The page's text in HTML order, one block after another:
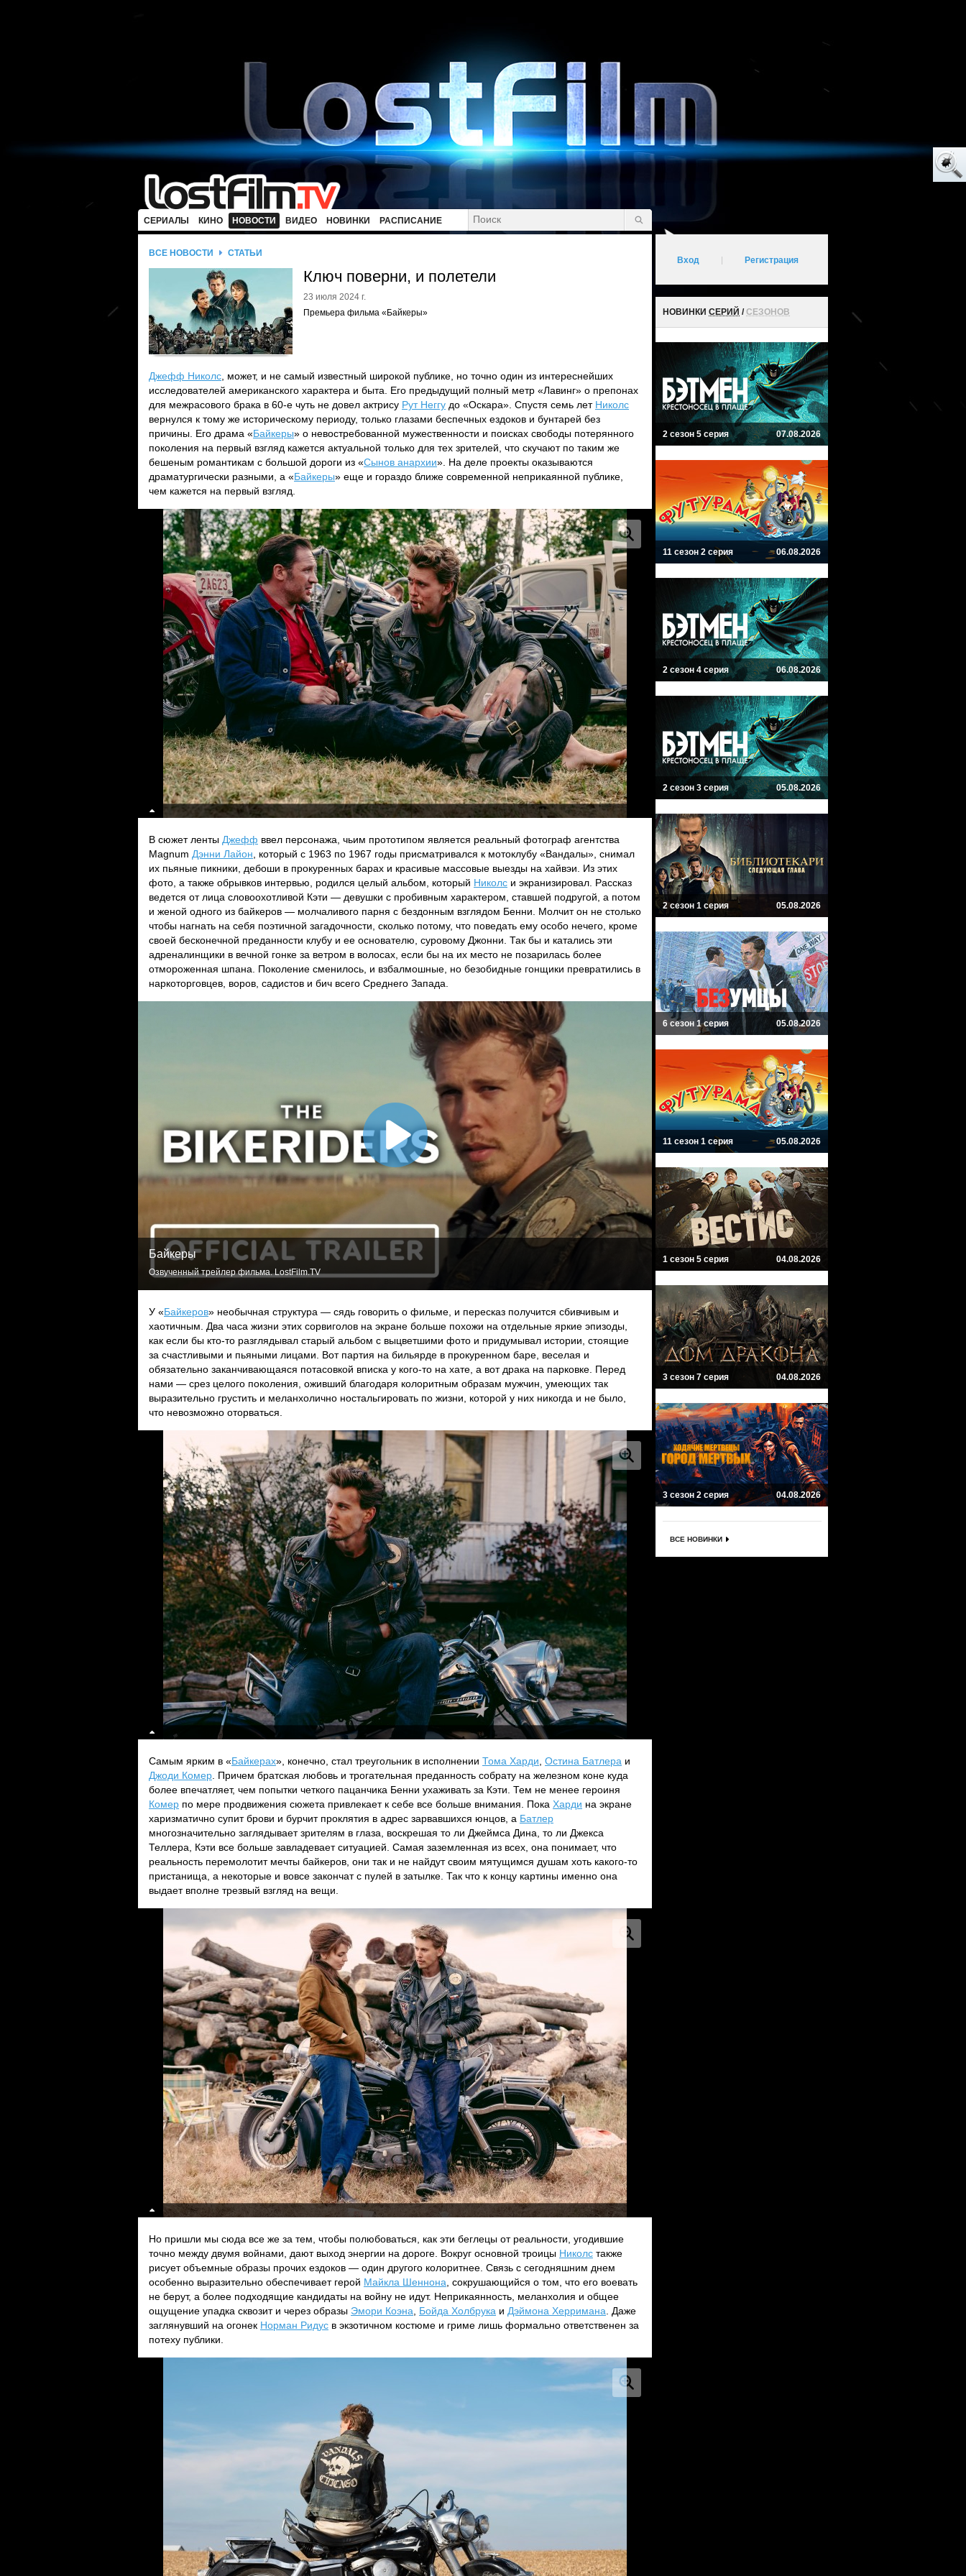
СЕРИАЛЫ КИНО НОВОСТИ ВИДЕО НОВИНКИ РАСПИСАНИЕ
ВСЕ НОВОСТИ СТАТЬИ
Ключ поверни, и полетели
23 июля 2024 г.
Премьера фильма «Байкеры»
Джефф Николс , может, и не самый известный широкой публике, но точно один из интереснейших
исследователей американского характера и быта. Его предыдущий полный метр «Лавинг» о препонах
для межрасового брака в 60-е чуть не довел актрису Рут Неггу до «Оскара». Спустя семь лет Николс
вернулся к тому же историческому периоду, только глазами беспечных ездоков и бунтарей без
причины. Его драма «Байкеры» о невостребованной мужественности и поисках свободы потерянного
поколения на первый взгляд кажется актуальной только для тех зрителей, что скучают по таким же
бешеным романтикам с большой дороги из «Сынов анархии». На деле проекты оказываются
драматургически разными, а «Байкеры» еще и гораздо ближе современной неприкаянной публике,
чем кажется на первый взгляд.
В сюжет ленты Джефф ввел персонажа, чьим прототипом является реальный фотограф агентства
Magnum Дэнни Лайон , который с 1963 по 1967 годы присматривался к мотоклубу «Вандалы», снимал
их пьяные пикники, дебоши в прокуренных барах и красивые массовые выезды на хайвэи. Из этих
фото, а также обрывков интервью, родился целый альбом, который Николс и экранизировал. Рассказ
ведется от лица словоохотливой Кэти — девушки с пробивным характером, ставшей подругой, а потом
и женой одного из байкеров — молчаливого парня с бездонным взглядом Бенни. Молчит он не столько
чтобы нагнать на себя поэтичной загадочности, сколько потому, что поведать ему особо нечего, кроме
своей бесконечной преданности клубу и ее основателю, суровому Джонни. Так бы и катались эти
адреналинщики в вечной гонке за ветром в волосах, если бы на их место не позарилась более
отмороженная шпана. Поколение сменилось, и взбалмошные, но безобидные гонщики превратились в
наркоторговцев, воров, садистов и бич всего Среднего Запада.
Байкеры
Озвученный трейлер фильма. LostFilm.TV
У «Байкеров» необычная структура — сядь говорить о фильме, и пересказ получится сбивчивым и
хаотичным. Два часа жизни этих сорвиголов на экране больше похожи на отдельные яркие эпизоды,
как если бы кто-то разглядывал старый альбом с выцветшими фото и придумывал истории, стоящие
за счастливыми и пьяными лицами. Вот партия на бильярде в прокуренном баре, веселая и
обязательно заканчивающаяся потасовкой вписка у кого-то на хате, а вот драка на парковке. Перед
нами — срез целого поколения, оживший благодаря колоритным образам мужчин, умеющих так
выразительно грустить и меланхолично ностальгировать по жизни, которой у них никогда и не было,
что невозможно оторваться.
Самым ярким в «Байкерах», конечно, стал треугольник в исполнении Тома Харди Остина Батлера и
Джоди Комер . Причем братская любовь и трогательная преданность собрату на железном коне куда
более впечатляет, чем попытки четкого пацанчика Бенни ухаживать за Кэти. Тем не менее героиня
Комер по мере продвижения сюжета привлекает к себе все больше внимания. Пока Харди на экране
харизматично супит брови и бурчит проклятия в адрес зарвавшихся юнцов, а Батлер
многозначительно заглядывает зрителям в глаза, воскрешая то ли Джеймса Дина, то ли Джекса
Теллера, Кэти все больше завладевает ситуацией. Самая заземленная из всех, она понимает, что
реальность перемолотит мечты байкеров, они так и не найдут своим мятущимся душам хоть какого-то
пристанища, а некоторые и вовсе закончат с пулей в затылке. Так что к концу картины именно она
выдает вполне трезвый взгляд на вещи.
Но пришли мы сюда все же за тем, чтобы полюбоваться, как эти беглецы от реальности, угодившие
точно между двумя войнами, дают выход энергии на дороге. Вокруг основной троицы Николс также
рисует объемные образы прочих ездоков — один другого колоритнее. Связь с сегодняшним днем
особенно выразительно обеспечивает герой Майкла Шеннона , сокрушающийся о том, что его воевать
не берут, а более подходящие кандидаты на войну не идут. Неприкаянность, меланхолия и общее
ощущение упадка сквозит и через образы Эмори Коэна Бойда Холбрука и Дэймона Херримана . Даже
заглянувший на огонек Норман Ридус в экзотичном костюме и гриме лишь формально ответственен за
потеху публики.
Вход Регистрация
НОВИНКИ СЕРИЙ /СЕЗОНОВ
2 сезон 5 серия 07.08.2026
11 сезон 2 серия 06.08.2026
2 сезон 4 серия 06.08.2026
2 сезон 3 серия 05.08.2026
2 сезон 1 серия 05.08.2026
6 сезон 1 серия 05.08.2026
11 сезон 1 серия 05.08.2026
1 сезон 5 серия 04.08.2026
3 сезон 7 серия 04.08.2026
3 сезон 2 серия 04.08.2026
ВСЕ НОВИНКИ